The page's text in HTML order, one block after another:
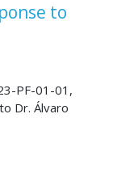
to
PF-01-01,
Dr. Álvaro